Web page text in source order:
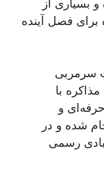
بسیاری از
برای فصل آینده
سرمربی
با
و
شده و در
رسمی